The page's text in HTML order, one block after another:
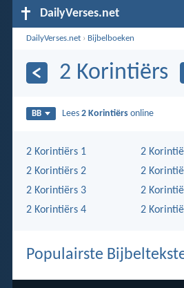
DailyVerses.net
DailyVerses.net › Bijbelboeken
2 Korintiërs
BB Lees2 Korintiërs online
2 Korintiërs 1
2 Korintiërs 2
2 Korintiërs 3
2 Korintiërs 4
2
2
2
2
Populairste